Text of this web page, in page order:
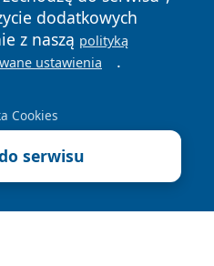
dodatkowych
z naszą polityką
ustawienia .
Cookies
serwisu
Polityka
Cookies